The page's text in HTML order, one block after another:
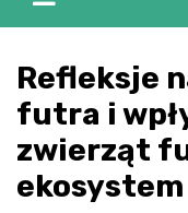
Refleksje
futra i
zwierząt
ekosystem